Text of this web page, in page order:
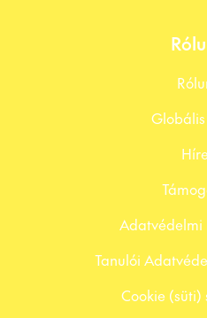
Adatvédelmi
Tanulói
Cookie